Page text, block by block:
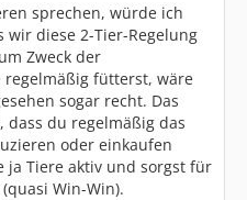
sprechen, würde ich
wir diese 2-Tier-Regelung
Zweck der
fütterst, wäre
sogar recht. Das
du regelmäßig das
oder einkaufen
ja Tiere aktiv und sorgst für
Win-Win).